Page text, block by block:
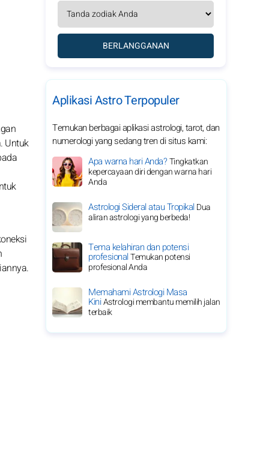
Untuk
BERLANGGANAN
Aplikasi Astro Terpopuler
Temukan berbagai aplikasi astrologi, tarot, dan
numerologi yang sedang tren di situs kami:
Apa warna hari Anda?Tingkatkan
kepercayaan diri dengan warna hari
Anda
Astrologi Sideral atau TropikalDua
aliran astrologi yang berbeda!
Tema kelahiran dan potensi
profesionalTemukan potensi
profesional Anda
Memahami Astrologi Masa
KiniAstrologi membantu memilih jalan
terbaik